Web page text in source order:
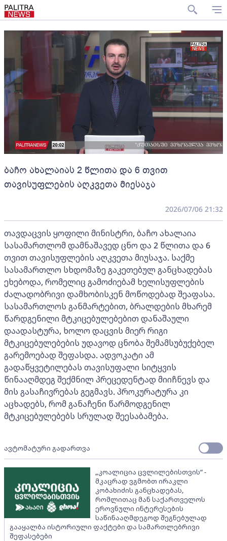
ბაჩო ახალაიას 2 წლითა და 6 თვით
თავისუფლების აღკვეთა მიესაჯა
2026/07/06 21:32
თავდაცვის ყოფილი მინისტრი, ბაჩო ახალაია
სასამართლომ დამნაშავედ ცნო და 2 წლითა და 6
თვით თავისუფლების აღკვეთა მიუსაჯა. საქმე
სასამართლო სხდომაზე გაკეთებულ განცხადებას
ეხებოდა, რომელიც გამოძიებამ ხელისუფლების
ძალადობრივი დამხობისკენ მოწოდებად შეაფასა.
სასამართლოს განმარტებით, ბრალდების მხარემ
წარდგენილი მტკიცებულებებით დანაშაული
დაადასტურა, ხოლო დაცვის მიერ რიგი
მტკიცებულებების უდავოდ ცნობა შემამსუბუქებელ
გარემოებად შეფასდა. ადვოკატი ამ
გადაწყვეტილებას თავისუფალი სიტყვის
წინააღმდეგ შექმნილ პრეცედენტად მიიჩნევს და
მის გასაჩივრებას გეგმავს. პროკურატურა კი
აცხადებს, რომ განაჩენი წარმოდგენილ
მტკიცებულებებს სრულად შეესაბამება.
ავტომატური გადართვა
„კოალიცია ცვლილებისთვის“ -
მკაცრად ვგმობთ ირაკლი
კობახიძის განცხადებას,
რომლითაც მან საქართველოს
ეროვნული ინტერესების
საწინააღმდეგოდ შეგნებულად
გააყალბა ისტორიული ფაქტები და სამართლებრივი
შეფასებები